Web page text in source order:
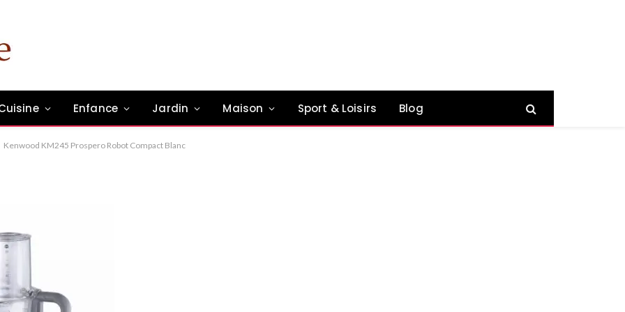
Enfance Jardin Maison Sport & Loisirs Blog
Kenwood KM245 Prospero Robot Compact Blanc
Robot Compact
commentaire 1 Min Read